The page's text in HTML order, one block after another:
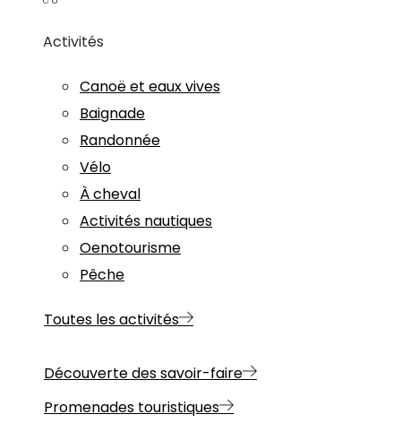
Activités
Canoë et eaux vives
Baignade
Randonnée
Vélo
À cheval
Activités nautiques
Oenotourisme
Pêche
Toutes les activités
Découverte des savoir-faire
Promenades touristiques